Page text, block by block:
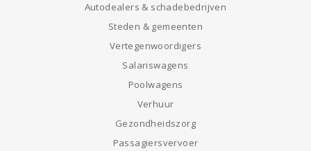
Autodealers & schadebedrijven
Steden & gemeenten
Vertegenwoordigers
Salariswagens
Poolwagens
Verhuur
Gezondheidszorg
Passagiersvervoer